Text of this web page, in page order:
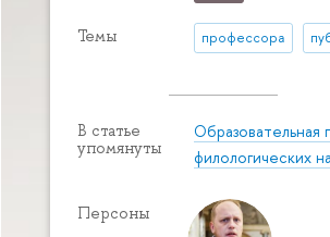
Темы профессора
В статье
упомянуты
Образовательная
филологических
Персоны